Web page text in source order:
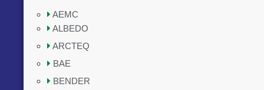
AEMC
ALBEDO
ARCTEQ
BAE
BENDER